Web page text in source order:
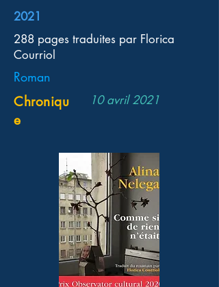
2021
288 pages traduites par Florica
Courriol
Roman
Chroniqu
e
10 avril 2021